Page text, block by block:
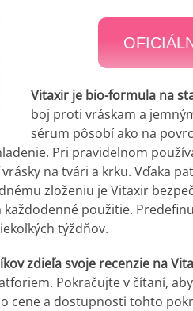
Vitaxir je bio-formula na
boj proti vráskam a
sérum pôsobí ako na
Pri pravidelnom
na tvári a krku. Vďaka
zloženiu je Vitaxir
použitie.
týždňov.
zdieľa svoje recenzie na
Pokračujte v čítaní,
cene a dostupnosti tohto